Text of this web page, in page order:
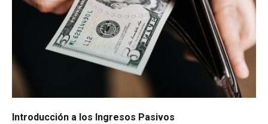
Introducción a los Ingresos Pasivos